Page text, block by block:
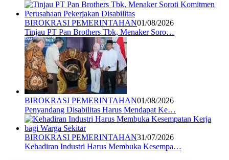
BIROKRASI PEMERINTAHAN01/08/2026
Tinjau PT Pan Brothers Tbk, Menaker Soro…
BIROKRASI PEMERINTAHAN01/08/2026
Penyandang Disabilitas Harus Mendapat Ke…
BIROKRASI PEMERINTAHAN31/07/2026
Kehadiran Industri Harus Membuka Kesempa…